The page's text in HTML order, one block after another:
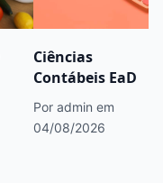
Ciências
Contábeis EaD
Por admin em
04/08/2026